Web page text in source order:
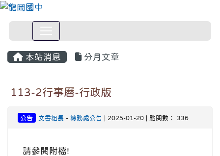
本站消息 分月文章
113-2行事曆-行政版
公告 文書組長 - 總務處公告 | 2025-01-20 | 點閱數： 336
請參閱附檔!